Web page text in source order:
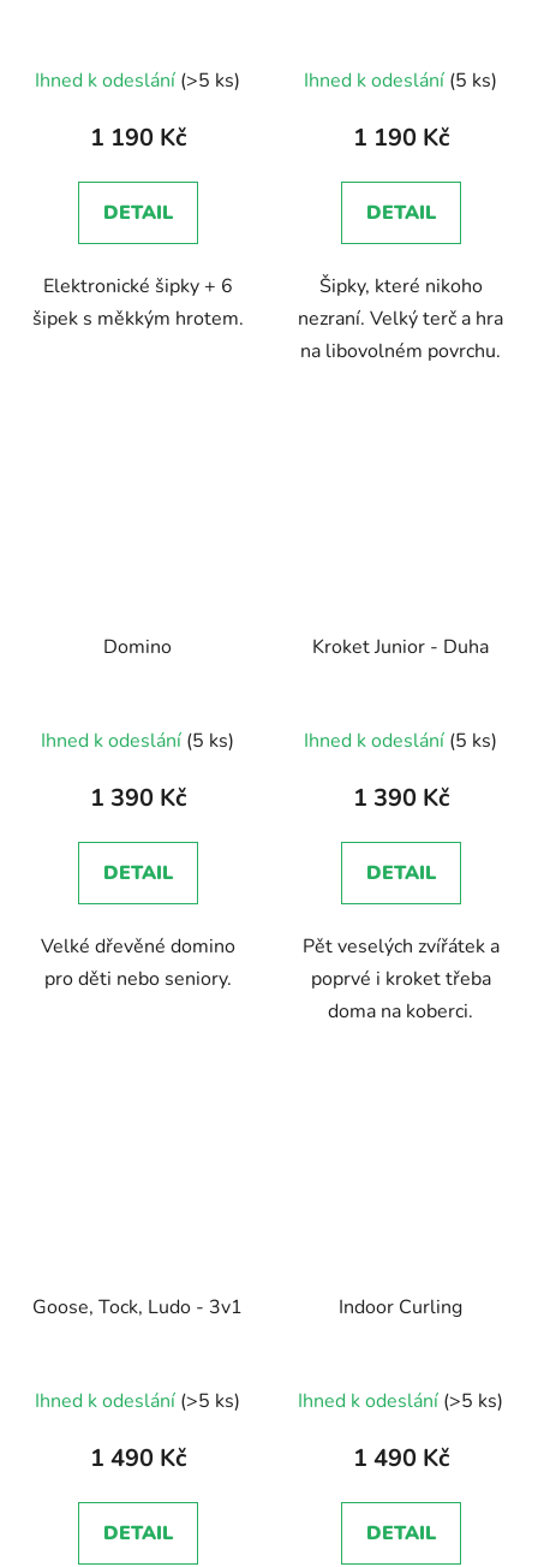
Ihned k odeslání (>5 ks)
1 190 Kč
DETAIL
Elektronické šipky + 6
šipek s měkkým hrotem.
hodnocení
produktu
3,0
z
hvězdiček.
Ihned k odeslání (5 ks)
1 190 Kč
DETAIL
Šipky, které nikoho
nezraní. Velký terč a hra
na libovolném povrchu.
Domino
hodnocení
produktu
5,0
z
hvězdiček.
Ihned k odeslání (5 ks)
1 390 Kč
DETAIL
Velké dřevěné domino
pro děti nebo seniory.
Kroket Junior - Duha
hodnocení
produktu
4,7
z
hvězdiček.
Ihned k odeslání (5 ks)
1 390 Kč
DETAIL
Pět veselých zvířátek a
poprvé i kroket třeba
doma na koberci.
Goose, Tock, Ludo - 3v1
hodnocení
produktu
5,0
z
Ihned k odeslání (>5 ks)
1 490 Kč
DETAIL
Indoor Curling
Ihned k odeslání (>5 ks)
1 490 Kč
DETAIL